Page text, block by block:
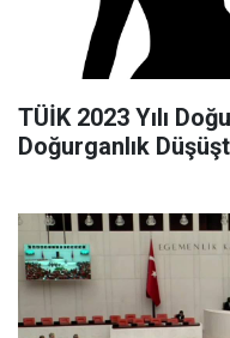
TÜİK 2023 Yılı
Doğurganlık